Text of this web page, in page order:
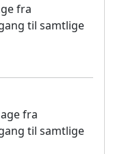
fra
til samtlige
fra
til samtlige